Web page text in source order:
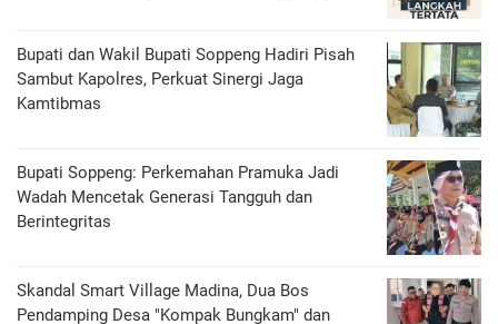
Bupati dan Wakil Bupati Soppeng Hadiri Pisah
Sambut Kapolres, Perkuat Sinergi Jaga
Kamtibmas
Bupati Soppeng: Perkemahan Pramuka Jadi
Wadah Mencetak Generasi Tangguh dan
Berintegritas
Skandal Smart Village Madina, Dua Bos
Pendamping Desa "Kompak Bungkam" dan